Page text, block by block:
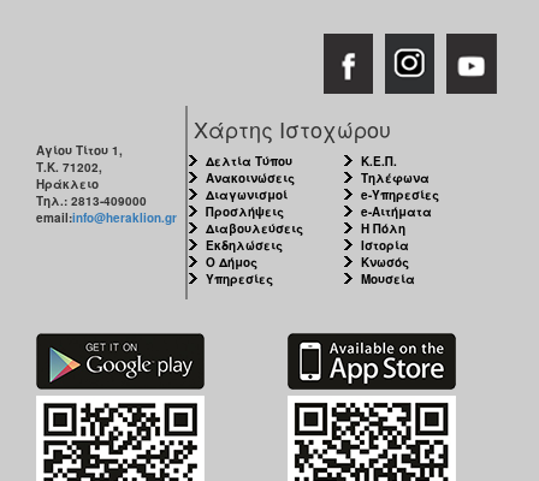
Αγίου Τίτου 1,
Τ.Κ. 71202,
Ηράκλειο
Τηλ.: 2813-409000
email:info@heraklion.gr
Χάρτης Ιστοχώρου
Δελτία Τύπου
Ανακοινώσεις
Διαγωνισμοί
Προσλήψεις
Διαβουλεύσεις
Εκδηλώσεις
Ο Δήμος
Υπηρεσίες
Κ.Ε.Π.
Τηλέφωνα
e-Υπηρεσίες
e-Αιτήματα
Η Πόλη
Ιστορία
Κνωσός
Μουσεία